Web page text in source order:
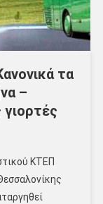
τα
–
γιορτές
ΚΤΕΠ